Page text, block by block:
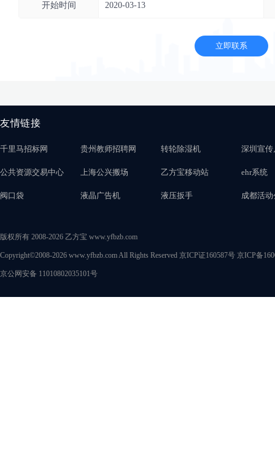
开始时间 2020-03-13
立即联系
友情链接
千里马招标网 贵州教师招聘网 转轮除湿机 深圳宣传
公共资源交易中心 上海公兴搬场 乙方宝移动站 ehr系统
阀口袋 液晶广告机 液压扳手 成都活动
版权所有 2008-2026 乙方宝 www.yfbzb.com
Copyright©2008-2026 www.yfbzb.com All Rights Reserved 京ICP证160587号 京ICP备
京公网安备 11010802035101号